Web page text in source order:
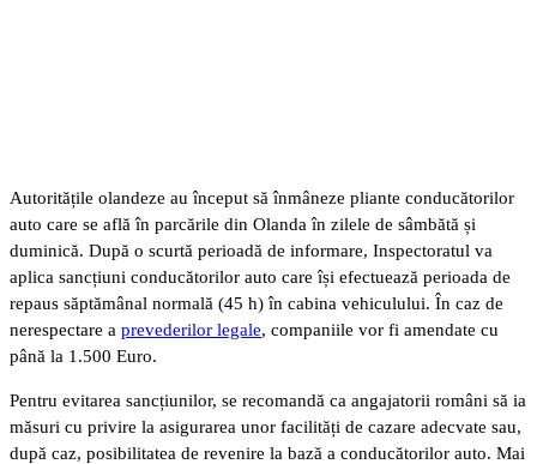
Autoritățile olandeze au început să înmâneze pliante conducătorilor
auto care se află în parcările din Olanda în zilele de sâmbătă și
duminică. După o scurtă perioadă de informare, Inspectoratul va
aplica sancțiuni conducătorilor auto care își efectuează perioada de
repaus săptămânal normală (45 h) în cabina vehiculului. În caz de
nerespectare a prevederilor legale, companiile vor fi amendate cu
până la 1.500 Euro.
Pentru evitarea sancțiunilor, se recomandă ca angajatorii români să ia
măsuri cu privire la asigurarea unor facilități de cazare adecvate sau,
după caz, posibilitatea de revenire la bază a conducătorilor auto. Mai